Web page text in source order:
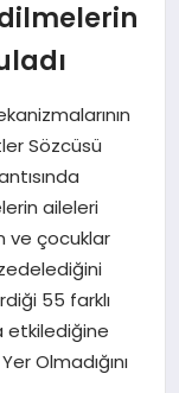
Sözcüsü
aileleri
ve çocuklar
55 farklı
etkilediğine
Olmadığını